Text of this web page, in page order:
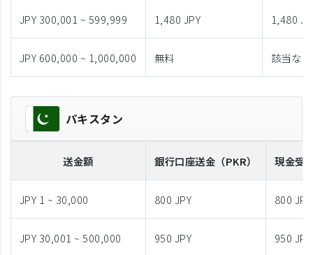
JPY 300,001 ~ 599,999 1,480 JPY 1,480
JPY 600,000 ~ 1,000,000 無料 該当なし
パキスタン
送金額 銀行口座送金 （PKR） 現金受
JPY 1 ~ 30,000 800 JPY 800 JPY
JPY 30,001 ~ 500,000 950 JPY 950 JPY